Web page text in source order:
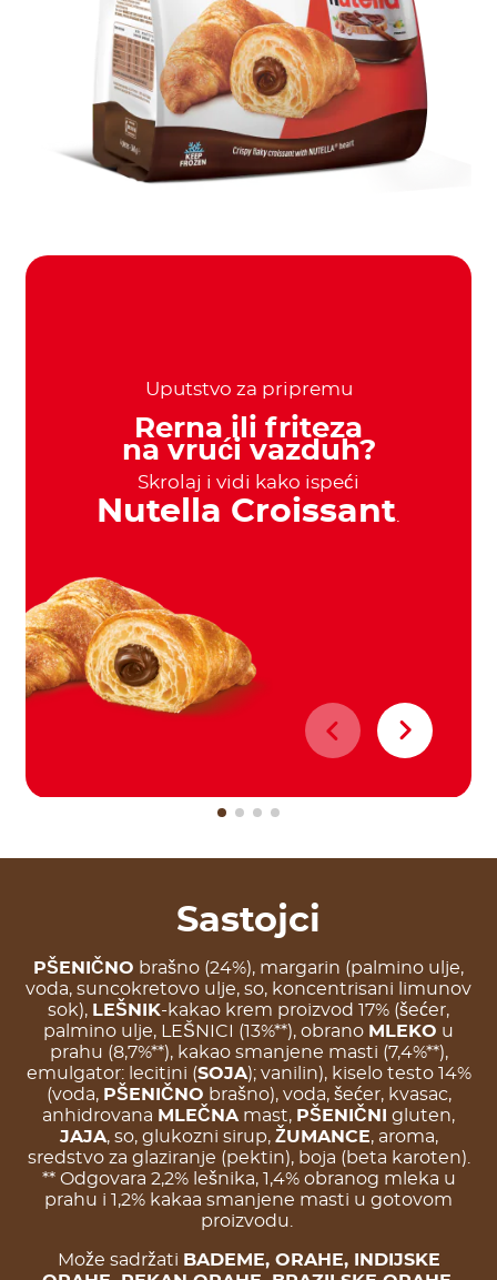
Uputstvo za pripremu
Rerna ili friteza
na vrući vazduh?
Skrolaj i vidi kako ispeći
Nutella Croissant.
Sastojci
PŠENIČNO brašno (24%), margarin (palmino ulje,
voda, suncokretovo ulje, so, koncentrisani limunov
sok), LEŠNIK-kakao krem proizvod 17% (šećer,
palmino ulje, LEŠNICI (13%**), obrano MLEKO u
prahu (8,7%**), kakao smanjene masti (7,4%**),
emulgator: lecitini (SOJA); vanilin), kiselo testo 14%
(voda, PŠENIČNO brašno), voda, šećer, kvasac,
anhidrovana MLEČNA mast, PŠENIČNI
gluten,
JAJA, so, glukozni sirup, ŽUMANCE, aroma,
sredstvo za glaziranje (pektin), boja (beta karoten).
** Odgovara 2,2% lešnika, 1,4% obranog mleka u
prahu i 1,2% kakaa smanjene masti u gotovom
proizvodu.
Može sadržati BADEME, ORAHE, INDIJSKE